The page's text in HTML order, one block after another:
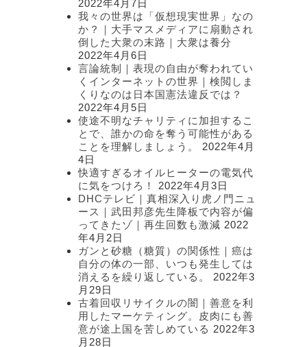
2022年4月7日
我々の世界は「仮想現実世界」なの
か？｜大手マスメディアに扇動され
倒した大衆の末路｜大衆は養分
2022年4月6日
言論統制｜表現の自由が奪われてい
くインターネットの世界｜検閲しま
くりなのは日本国憲法違反では？
2022年4月5日
使途不明なチャリティに加担するこ
とで、誰かの命を奪う可能性がある
ことを理解しましょう。
2022年4月
4日
快適すぎるオイルヒーターの電気代
に気をつけろ！
2022年4月3日
DHCテレビ｜真相深入り虎ノ門ニュ
ース｜武田邦彦先生降板で内容が偏
ってきたゾ｜再生回数も激減 2022
年4月2日
ガンと砂糖（糖質）の関係性｜癌は
自分の体の一部、いつも発生しては
消えるを繰り返している。
2022年3
月29日
古着回収リサイクルの闇｜善意を利
用したマーケティング。皮肉にも善
意が途上国を苦しめている 2022年3
月28日